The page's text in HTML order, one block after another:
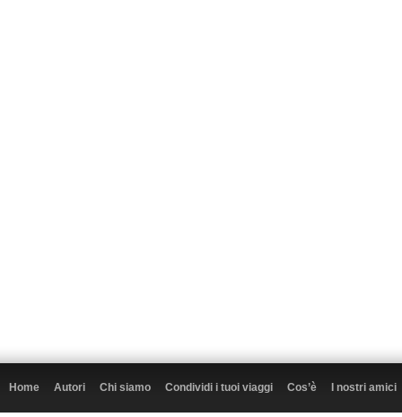
Home Autori Chi siamo Condividi i tuoi viaggi Cos’è I nostri amici